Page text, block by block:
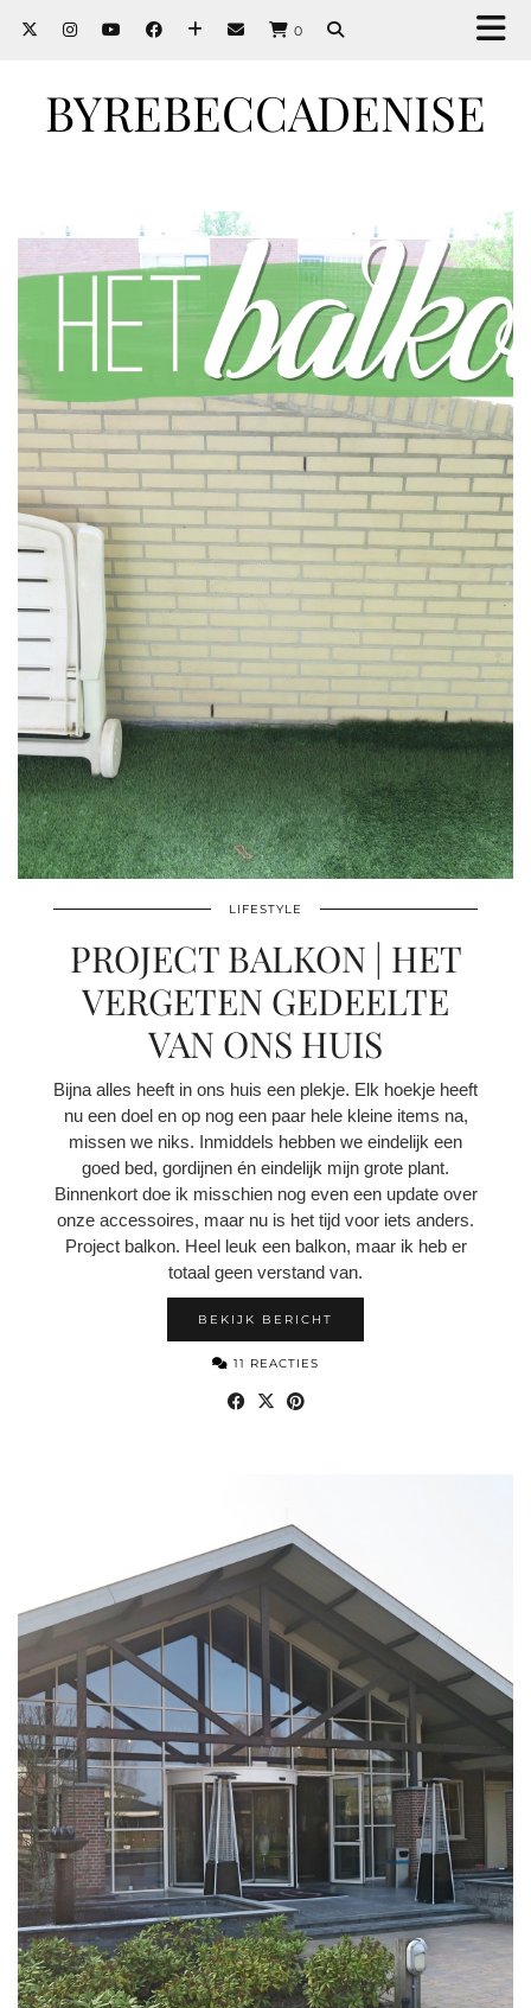
0
BYREBECCADENISE
LIFESTYLE
PROJECT BALKON | HET
VERGETEN GEDEELTE
VAN ONS HUIS
Bijna alles heeft in ons huis een plekje. Elk hoekje heeft
nu een doel en op nog een paar hele kleine items na,
missen we niks. Inmiddels hebben we eindelijk een
goed bed, gordijnen én eindelijk mijn grote plant.
Binnenkort doe ik misschien nog even een update over
onze accessoires, maar nu is het tijd voor iets anders.
Project balkon. Heel leuk een balkon, maar ik heb er
totaal geen verstand van.
BEKIJK BERICHT
11 REACTIES